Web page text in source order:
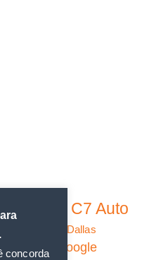
C7 Auto
Dallas
Gerar Leads Google
concorda